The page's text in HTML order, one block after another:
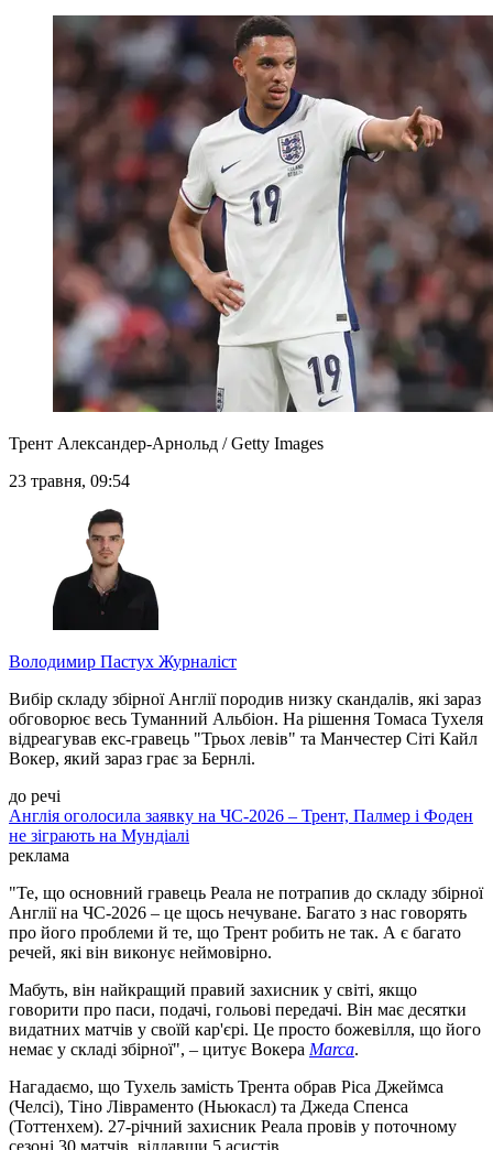
Трент Александер-Арнольд / Getty Images
23 травня, 09:54
Володимир Пастух Журналіст
Вибір складу збірної Англії породив низку скандалів, які зараз
обговорює весь Туманний Альбіон. На рішення Томаса Тухеля
відреагував екс-гравець "Трьох левів" та Манчестер Сіті Кайл
Вокер, який зараз грає за Бернлі.
до речі
Англія оголосила заявку на ЧС-2026 – Трент, Палмер і Фоден
не зіграють на Мундіалі
реклама
"Те, що основний гравець Реала не потрапив до складу збірної
Англії на ЧС-2026 – це щось нечуване. Багато з нас говорять
про його проблеми й те, що Трент робить не так. А є багато
речей, які він виконує неймовірно.
Мабуть, він найкращий правий захисник у світі, якщо
говорити про паси, подачі, гольові передачі. Він має десятки
видатних матчів у своїй кар'єрі. Це просто божевілля, що його
немає у складі збірної", – цитує Вокера Marca.
Нагадаємо, що Тухель замість Трента обрав Ріса Джеймса
(Челсі), Тіно Лівраменто (Ньюкасл) та Джеда Спенса
(Тоттенхем). 27-річний захисник Реала провів у поточному